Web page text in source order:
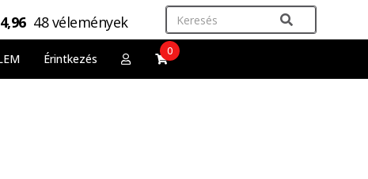
4,96 48 vélemények
Érintkezés
0